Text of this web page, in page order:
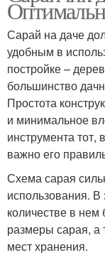
Сарай на даче
удобным в
постройке –
большинство
Простота
и минимальное
инструмента тот,
важно его
Схема сарая
использования. В
количестве в нем
размеры сарая, а
мест хранения.